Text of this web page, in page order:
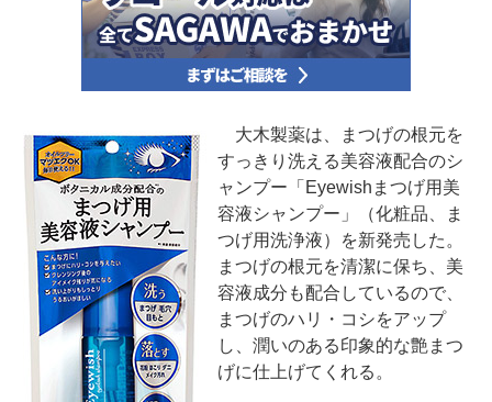
大木製薬は、まつげの根元を
すっきり洗える美容液配合のシ
ャンプー「Eyewishまつげ用美
容液シャンプー」（化粧品、ま
つげ用洗浄液）を新発売した。
まつげの根元を清潔に保ち、美
容液成分も配合しているので、
まつげのハリ・コシをアップ
し、潤いのある印象的な艶まつ
げに仕上げてくれる。